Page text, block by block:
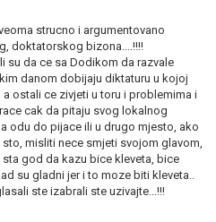
strucno i argumentovano
doktatorskog bizona....!!!!
su da ce sa Dodikom da razvale
danom dobijaju diktaturu u kojoj
ostali ce zivjeti u toru i problemima i
cak da pitaju svog lokalnog
odu do pijace ili u drugo mjesto, ako
misliti nece smjeti svojom glavom,
god da kazu bice kleveta, bice
su gladni jer i to moze biti kleveta..
ste izabrali ste uzivajte...!!!